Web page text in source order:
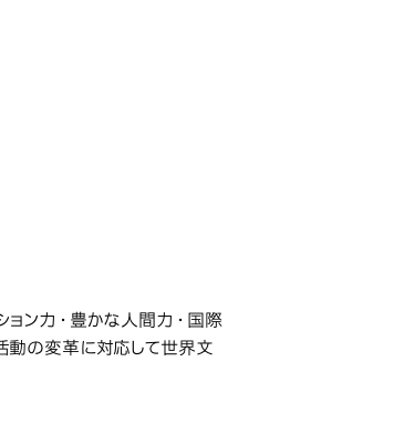
ン力・豊かな人間力・国際
動の変革に対応して世界文